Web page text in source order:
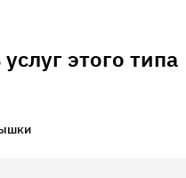
этого типа